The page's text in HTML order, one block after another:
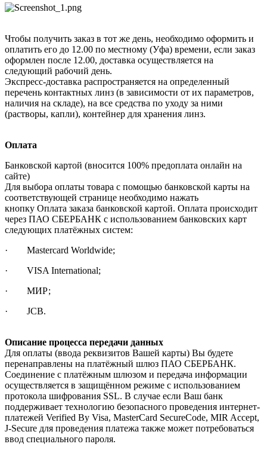
Чтобы получить заказ в тот же день, необходимо оформить и
оплатить его до 12.00 по местному (Уфа) времени, если заказ
оформлен после 12.00, доставка осуществляется на
следующий рабочий день.
Экспресс-доставка распространяется на определенный
перечень контактных линз (в зависимости от их параметров,
наличия на складе), на все средства по уходу за ними
(растворы, капли), контейнер для хранения линз.
Оплата
Банковской картой (вносится 100% предоплата онлайн на
сайте)
Для выбора оплаты товара с помощью банковской карты на
соответствующей странице необходимо нажать
кнопку Оплата заказа банковской картой. Оплата происходит
через ПАО СБЕРБАНК с использованием банковских карт
следующих платёжных систем:
· Mastercard Worldwide;
· VISA International;
· МИР;
· JCB.
Описание процесса передачи данных
Для оплаты (ввода реквизитов Вашей карты) Вы будете
перенаправлены на платёжный шлюз ПАО СБЕРБАНК.
Соединение с платёжным шлюзом и передача информации
осуществляется в защищённом режиме с использованием
протокола шифрования SSL. В случае если Ваш банк
поддерживает технологию безопасного проведения интернет-
платежей Verified By Visa, MasterCard SecureCode, MIR Accept,
J-Secure для проведения платежа также может потребоваться
ввод специального пароля.